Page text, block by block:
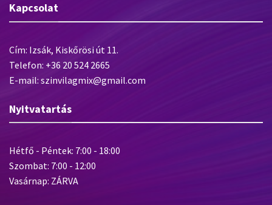
Kapcsolat
Cím: Izsák, Kiskőrösi út 11.
Telefon: +36 20 524 2665
E-mail: szinvilagmix@gmail.com
Nyitvatartás
Hétfő - Péntek: 7:00 - 18:00
Szombat: 7:00 - 12:00
Vasárnap: ZÁRVA